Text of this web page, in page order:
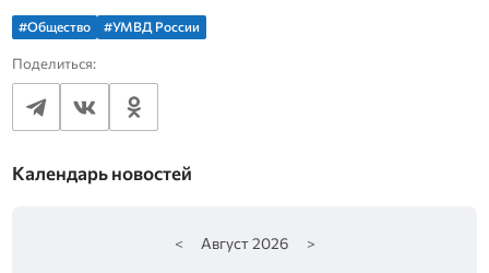
#Общество #УМВД России
Поделиться:
Календарь новостей
< Август 2026 >